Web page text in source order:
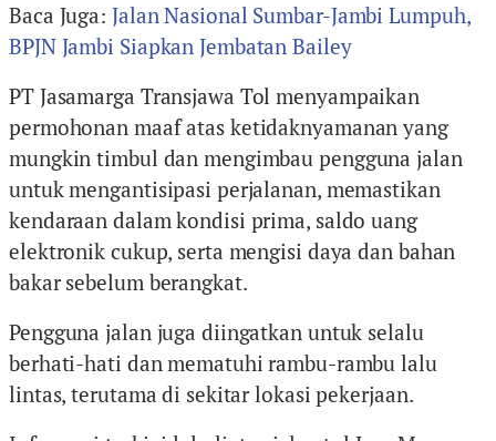
Baca Juga: Jalan Nasional Sumbar-Jambi Lumpuh,
BPJN Jambi Siapkan Jembatan Bailey
PT Jasamarga Transjawa Tol menyampaikan
permohonan maaf atas ketidaknyamanan yang
mungkin timbul dan mengimbau pengguna jalan
untuk mengantisipasi perjalanan, memastikan
kendaraan dalam kondisi prima, saldo uang
elektronik cukup, serta mengisi daya dan bahan
bakar sebelum berangkat.
Pengguna jalan juga diingatkan untuk selalu
berhati-hati dan mematuhi rambu-rambu lalu
lintas, terutama di sekitar lokasi pekerjaan.